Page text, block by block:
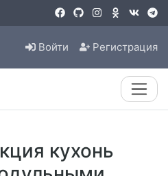
Войти Регистрация
кухонь